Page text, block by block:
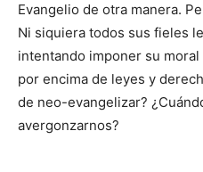
Evangelio de otra manera.
Ni siquiera todos sus fieles
intentando imponer su
por encima de leyes y
de neo-evangelizar?
avergonzarnos?